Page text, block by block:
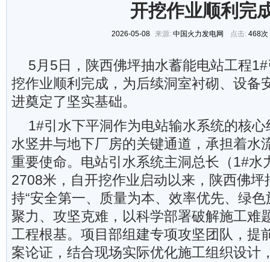
开挖作业顺利完
2026-05-08 来源: 中国火力发电网 点击: 468次
5月5日，陕西佛坪抽水蓄能电站工程
挖作业顺利完成，为后续洞室衬砌、设备
进奠定了坚实基础。
1#引水下平洞作为电站输水系统的核
水竖井与地下厂房的关键通道，承担着水
重要使命。电站引水系统主洞总长（1#水
2708米，自开挖作业启动以来，陕西佛坪
持“安全第一、质量为本、效率优先、绿
聚力、攻坚克难，以科学部署破解施工难
工程根基。项目部组建专项攻坚团队，提
案论证，结合现场实际优化施工组织设计